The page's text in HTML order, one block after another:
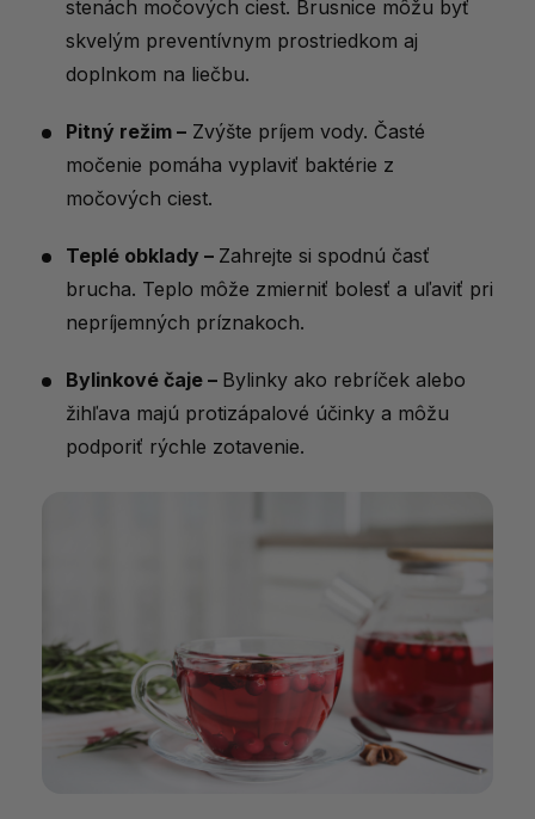
stenách močových ciest. Brusnice môžu byť
skvelým preventívnym prostriedkom aj
doplnkom na liečbu.
Pitný režim – Zvýšte príjem vody. Časté
močenie pomáha vyplaviť baktérie z
močových ciest.
Teplé obklady – Zahrejte si spodnú časť
brucha. Teplo môže zmierniť bolesť a uľaviť pri
nepríjemných príznakoch.
Bylinkové čaje – Bylinky ako rebríček alebo
žihľava majú protizápalové účinky a môžu
podporiť rýchle zotavenie.